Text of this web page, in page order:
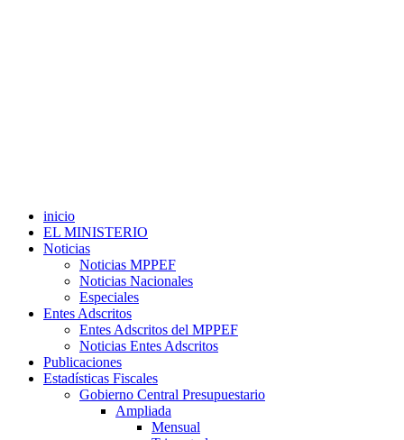
inicio
EL MINISTERIO
Noticias
Noticias MPPEF
Noticias Nacionales
Especiales
Entes Adscritos
Entes Adscritos del MPPEF
Noticias Entes Adscritos
Publicaciones
Estadísticas Fiscales
Gobierno Central Presupuestario
Ampliada
Mensual